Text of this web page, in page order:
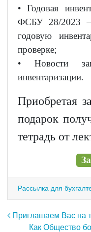
• Годовая
ФСБУ 28/2023 –
годовую
проверке;
• Новости
инвентаризации.
Приобретая
подарок
тетрадь от
Рассылка для
Навигация
Приглашаем Вас на
Как Общество